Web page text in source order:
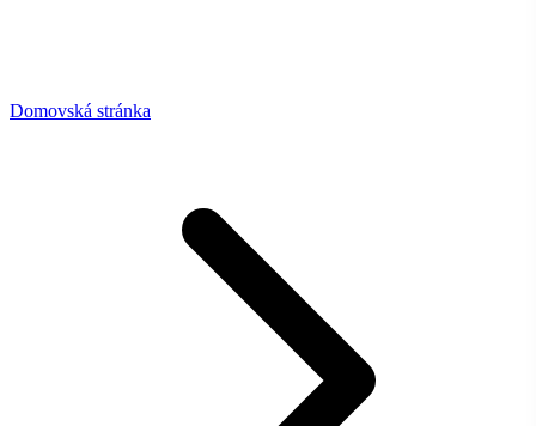
Domovská stránka